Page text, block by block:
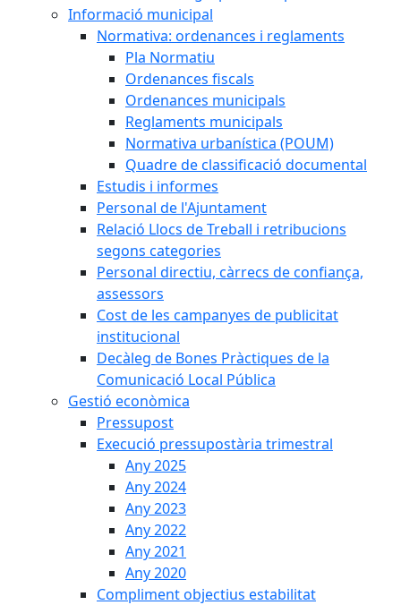
Informació municipal
Normativa: ordenances i reglaments
Pla Normatiu
Ordenances fiscals
Ordenances municipals
Reglaments municipals
Normativa urbanística (POUM)
Quadre de classificació documental
Estudis i informes
Personal de l'Ajuntament
Relació Llocs de Treball i retribucions
segons categories
Personal directiu, càrrecs de confiança,
assessors
Cost de les campanyes de publicitat
institucional
Decàleg de Bones Pràctiques de la
Comunicació Local Pública
Gestió econòmica
Pressupost
Execució pressupostària trimestral
Any 2025
Any 2024
Any 2023
Any 2022
Any 2021
Any 2020
Compliment objectius estabilitat